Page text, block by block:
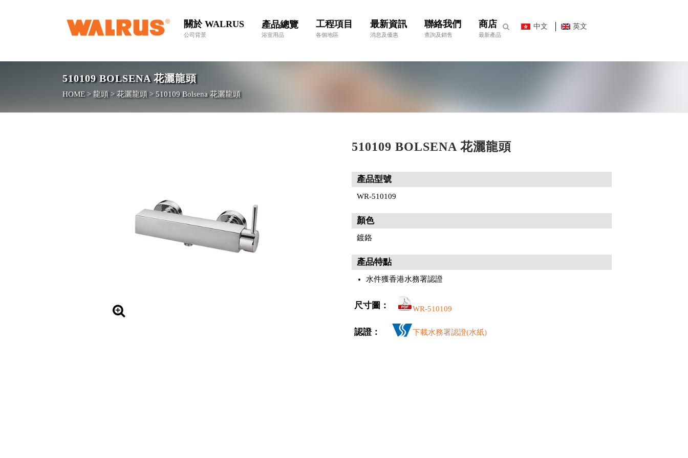
中文 英文
關於 WALRUS
公司背景
產品總覽
浴室用品
工程項目
各個地區
最新資訊
消息及優惠
聯絡我們
查詢及銷售
商店
最新產品
510109BOLSENA 花灑龍頭
HOME >龍頭>花灑龍頭>510109Bolsena 花灑龍頭
510109 BOLSENA 花灑龍頭
產品型號
WR-510109
顏色
鍍鉻
產品特點
水件獲香港水務署認證
尺寸圖： WR-510109
認證： 下載水務署認證(水紙)